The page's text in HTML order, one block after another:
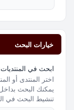
خيارات البحث
ابحث في
اختر المنتدى أو
يمكنك البحث بداخل
تنشيط البحث في